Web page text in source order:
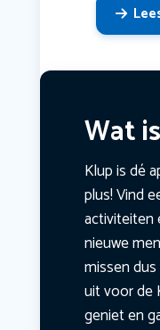
Wat
Klup is dé
plus! Vind
activiteiten
nieuwe
missen
uit voor de
geniet en